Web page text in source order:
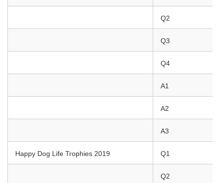
Q2
Q3
Q4
A1
A2
A3
Happy Dog Life Trophies 2019 Q1
Q2